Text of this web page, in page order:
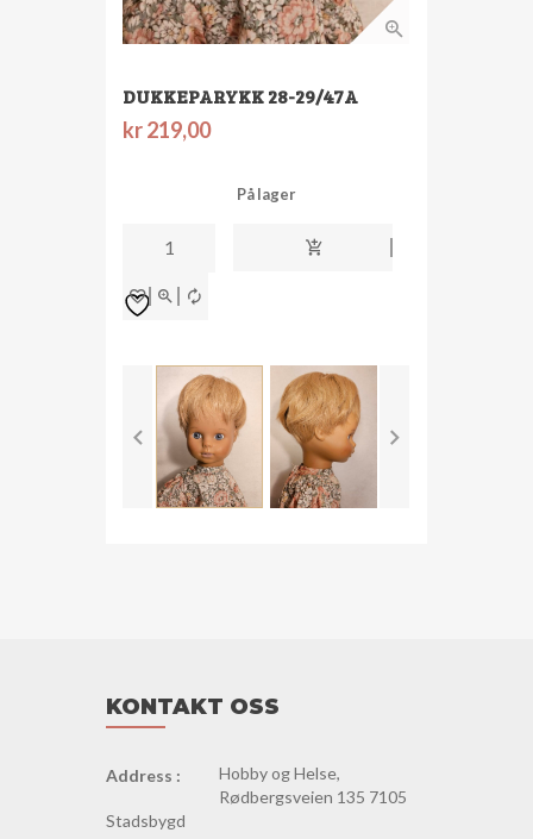
DUKKEPARYKK 28-29/47A
kr219,00
På lager
Dukkeparykk
28-
KONTAKT OSS
Address :
Hobby og Helse,
Rødbergsveien 135 7105
Stadsbygd